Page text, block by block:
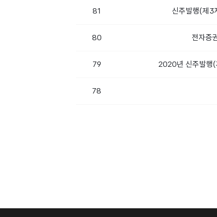
81 신주발행(제3
80 전자증
79 2020년 신주발행(
78